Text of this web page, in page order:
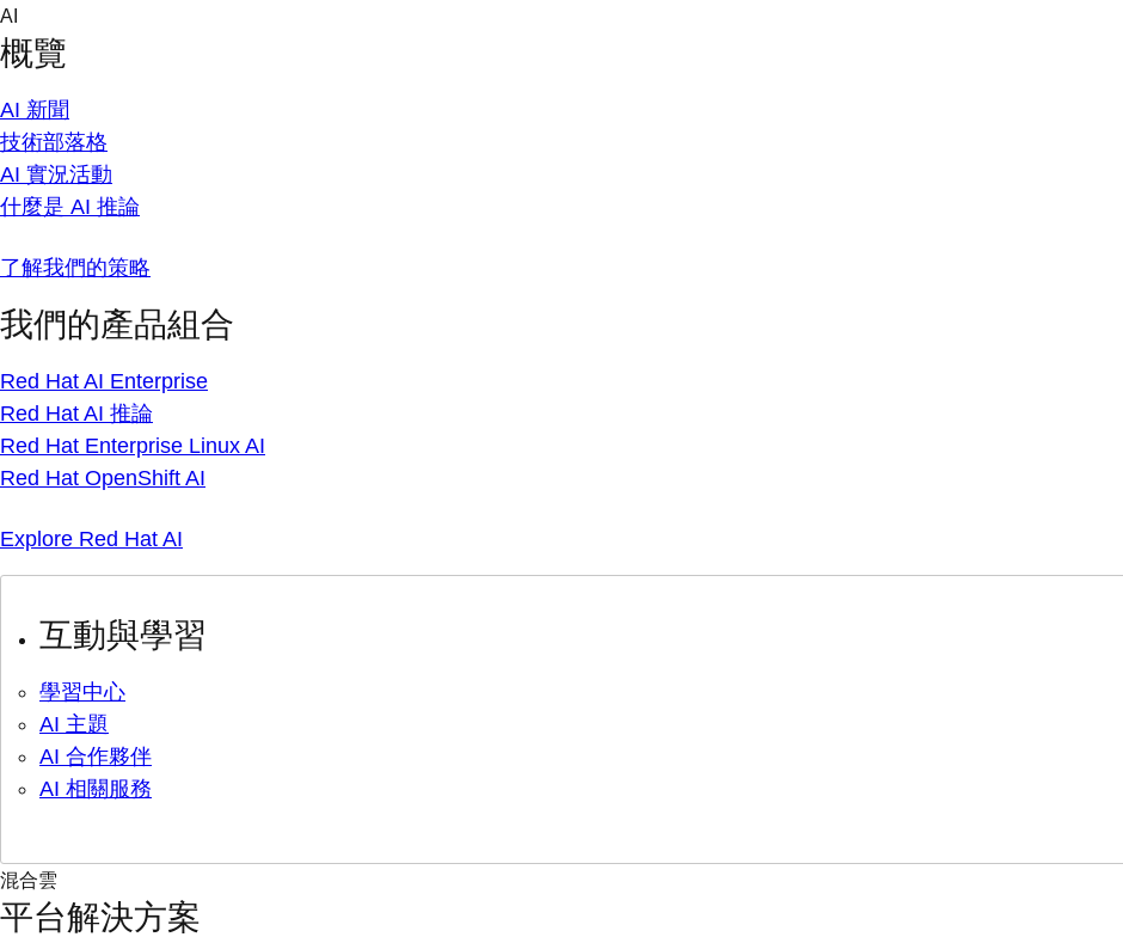
Skip
content
AI
概覽
AI 新聞
技術部落格
AI 實況活動
什麼是 AI 推論
了解我們的策略
我們的產品組合
Red Hat AI Enterprise
Red Hat AI 推論
Red Hat Enterprise Linux AI
Red Hat OpenShift AI
Explore Red Hat AI
互動與學習
學習中心
AI 主題
AI 合作夥伴
AI 相關服務
混合雲
平台解決方案